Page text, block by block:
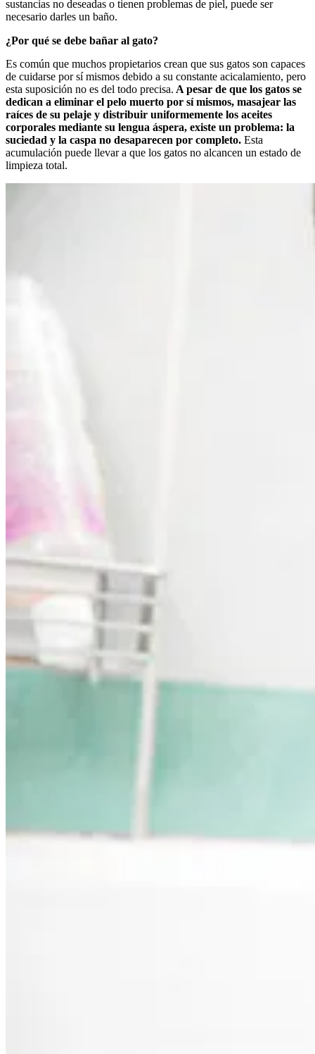
sustancias no deseadas o tienen problemas de piel, puede ser
necesario darles un baño.
¿Por qué se debe bañar al gato?
Es común que muchos propietarios crean que sus gatos son capaces
de cuidarse por sí mismos debido a su constante acicalamiento, pero
esta suposición no es del todo precisa. A pesar de que los gatos se
dedican a eliminar el pelo muerto por sí mismos, masajear las
raíces de su pelaje y distribuir uniformemente los aceites
corporales mediante su lengua áspera, existe un problema: la
suciedad y la caspa no desaparecen por completo. Esta
acumulación puede llevar a que los gatos no alcancen un estado de
limpieza total.